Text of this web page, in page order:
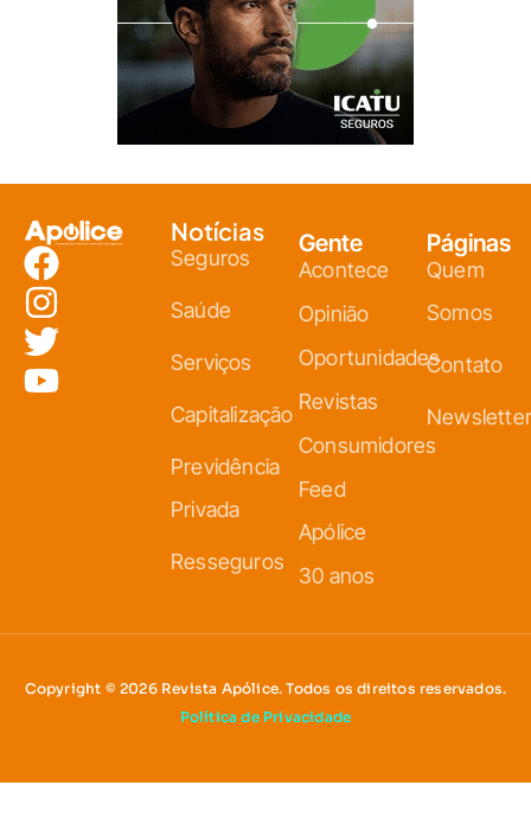
Notícias
Seguros
Saúde
Serviços
Capitalização
Previdência
Privada
Resseguros
Gente
Acontece
Opinião
Oportunidades
Revistas
Consumidores
Feed
Apólice
30 anos
Páginas
Quem
Somos
Contato
Newsletter
Copyright © 2026 Revista Apólice. Todos os direitos reservados.
Política de Privacidade